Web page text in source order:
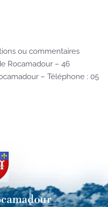
ou commentaires
Rocamadour – 46
– Téléphone : 05